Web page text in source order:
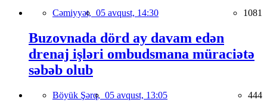
Cəmiyyət, 05 avqust, 14:30 1081
Buzovnada dörd ay davam edən
drenaj işləri ombudsmana müraciətə
səbəb olub
Böyük Şərq, 05 avqust, 13:05 444